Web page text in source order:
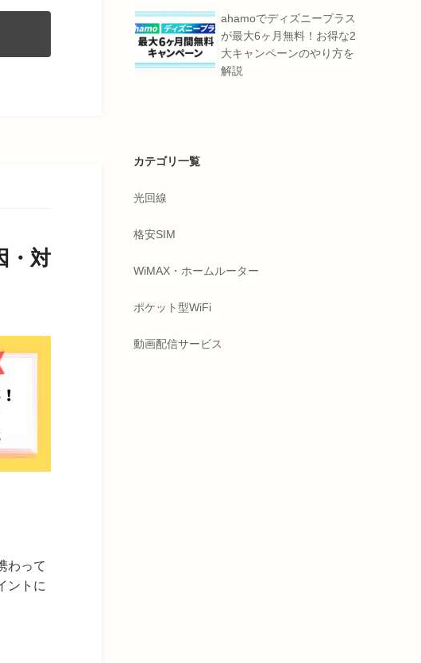
・対
わって
ントに
ahamoでディズニープラス
が最大6ヶ月無料！お得な2
大キャンペーンのやり方を
解説
カテゴリ一覧
光回線
格安SIM
WiMAX・ホームルーター
ポケット型WiFi
動画配信サービス